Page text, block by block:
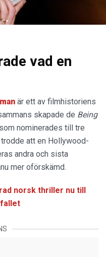
vad en
är ett av filmhistoriens
skapade de Being
nominerades till tre
att en Hollywood-
andra och sista
mer oförskämd.
norsk thriller nu till
fallet